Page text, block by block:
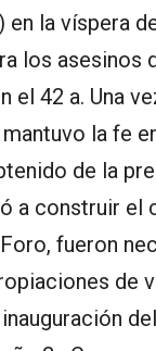
en la víspera
los asesinos
el 42 a. Una
la fe
de la
a construir el
fueron
de